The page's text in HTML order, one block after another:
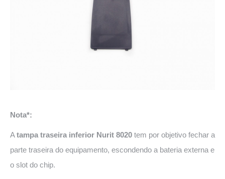
Nota*:
Atampa traseira inferior Nurit 8020 tem por objetivo fechar a
parte traseira do equipamento, escondendo a bateria externa e
o slot do chip.